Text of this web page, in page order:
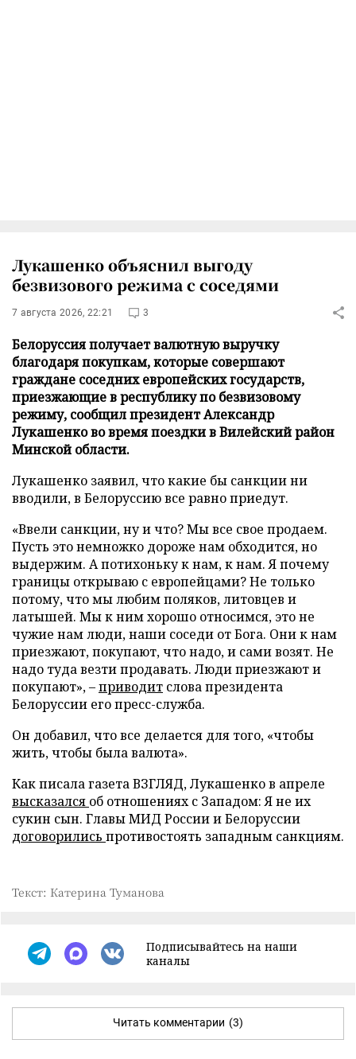
Лукашенко объяснил выгоду
безвизового режима с соседями
7 августа 2026, 22:21 3
Белоруссия получает валютную выручку
благодаря покупкам, которые совершают
граждане соседних европейских государств,
приезжающие в республику по безвизовому
режиму, сообщил президент Александр
Лукашенко во время поездки в Вилейский район
Минской области.
Лукашенко заявил, что какие бы санкции ни
вводили, в Белоруссию все равно приедут.
«Ввели санкции, ну и что? Мы все свое продаем.
Пусть это немножко дороже нам обходится, но
выдержим. А потихоньку к нам, к нам. Я почему
границы открываю с европейцами? Не только
потому, что мы любим поляков, литовцев и
латышей. Мы к ним хорошо относимся, это не
чужие нам люди, наши соседи от Бога. Они к нам
приезжают, покупают, что надо, и сами возят. Не
надо туда везти продавать. Люди приезжают и
покупают», –приводит слова президента
Белоруссии его пресс-служба.
Он добавил, что все делается для того, «чтобы
жить, чтобы была валюта».
Как писала газета ВЗГЛЯД, Лукашенко в апреле
высказался об отношениях с Западом: Я не их
сукин сын. Главы МИД России и Белоруссии
договорились противостоять западным санкциям.
Текст: Катерина Туманова
Подписывайтесь на наши
каналы
Читать комментарии (3)